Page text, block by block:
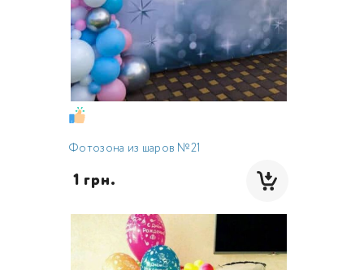
Фотозона из шаров №21
1 грн.